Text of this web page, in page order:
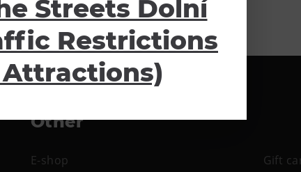
Other
E-shop
Gift
Streets Dolní
Restrictions
Attractions)